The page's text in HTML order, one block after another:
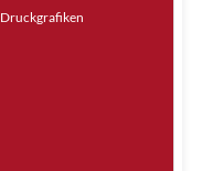
Druckgrafiken